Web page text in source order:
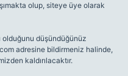
olup, siteye üye olarak
olduğunu düşündüğünüz
adresine bildirmeniz halinde,
kaldırılacaktır.